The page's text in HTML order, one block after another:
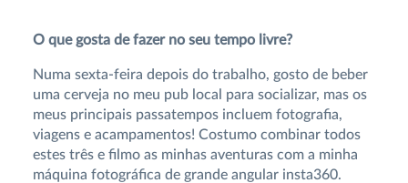
O que gosta de fazer no seu tempo livre?
Numa sexta-feira depois do trabalho, gosto de beber
uma cerveja no meu pub local para socializar, mas os
meus principais passatempos incluem fotografia,
viagens e acampamentos! Costumo combinar todos
estes três e filmo as minhas aventuras com a minha
máquina fotográfica de grande angular insta360.